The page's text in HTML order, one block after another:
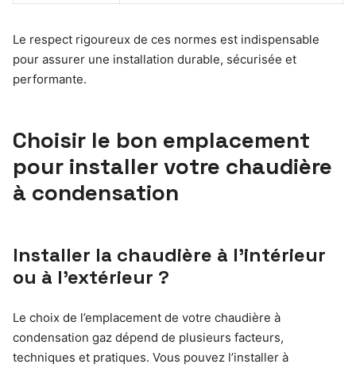
Le respect rigoureux de ces normes est indispensable
pour assurer une installation durable, sécurisée et
performante.
Choisir le bon emplacement
pour installer votre chaudière
à condensation
Installer la chaudière à l’intérieur
ou à l’extérieur ?
Le choix de l’emplacement de votre chaudière à
condensation gaz dépend de plusieurs facteurs,
techniques et pratiques. Vous pouvez l’installer à